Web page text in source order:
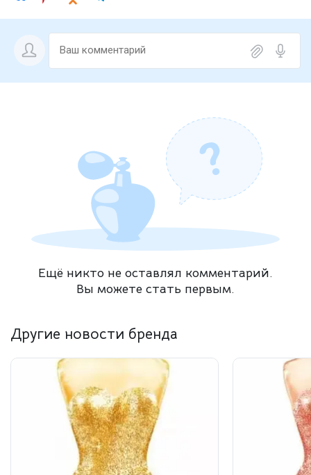
Ещё никто не оставлял комментарий.
Вы можете стать первым.
Другие новости бренда